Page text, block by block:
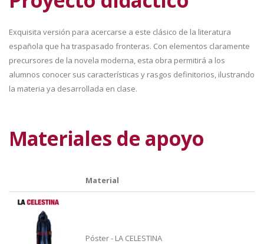
Exquisita versión para acercarse a este clásico de la literatura
española que ha traspasado fronteras. Con elementos claramente
precursores de la novela moderna, esta obra permitirá a los
alumnos conocer sus características y rasgos definitorios, ilustrando
la materia ya desarrollada en clase.
Materiales de apoyo
Material
Póster - LA CELESTINA